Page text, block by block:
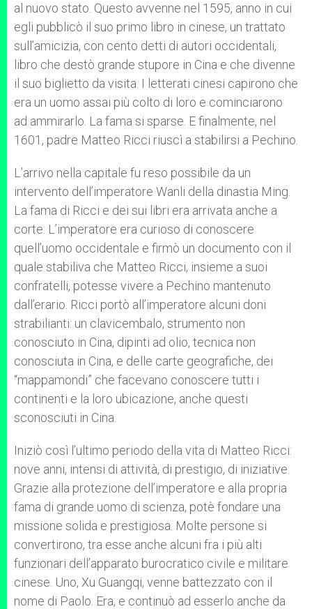
al nuovo stato. Questo avvenne nel 1595, anno in cui
egli pubblicò il suo primo libro in cinese, un trattato
sull’amicizia, con cento detti di autori occidentali,
libro che destò grande stupore in Cina e che divenne
il suo biglietto da visita. I letterati cinesi capirono che
era un uomo assai più colto di loro e cominciarono
ad ammirarlo. La fama si sparse. E finalmente, nel
1601, padre Matteo Ricci riuscì a stabilirsi a Pechino.
L’arrivo nella capitale fu reso possibile da un
intervento dell’imperatore Wanli della dinastia Ming.
La fama di Ricci e dei sui libri era arrivata anche a
corte. L’imperatore era curioso di conoscere
quell’uomo occidentale e firmò un documento con il
quale stabiliva che Matteo Ricci, insieme a suoi
confratelli, potesse vivere a Pechino mantenuto
dall’erario. Ricci portò all’imperatore alcuni doni
strabilianti: un clavicembalo, strumento non
conosciuto in Cina, dipinti ad olio, tecnica non
conosciuta in Cina, e delle carte geografiche, dei
“mappamondi” che facevano conoscere tutti i
continenti e la loro ubicazione, anche questi
sconosciuti in Cina.
Iniziò così l’ultimo periodo della vita di Matteo Ricci:
nove anni, intensi di attività, di prestigio, di iniziative.
Grazie alla protezione dell’imperatore e alla propria
fama di grande uomo di scienza, potè fondare una
missione solida e prestigiosa. Molte persone si
convertirono, tra esse anche alcuni fra i più alti
funzionari dell’apparato burocratico civile e militare
cinese. Uno, Xu Guangqi, venne battezzato con il
nome di Paolo. Era, e continuò ad esserlo anche da